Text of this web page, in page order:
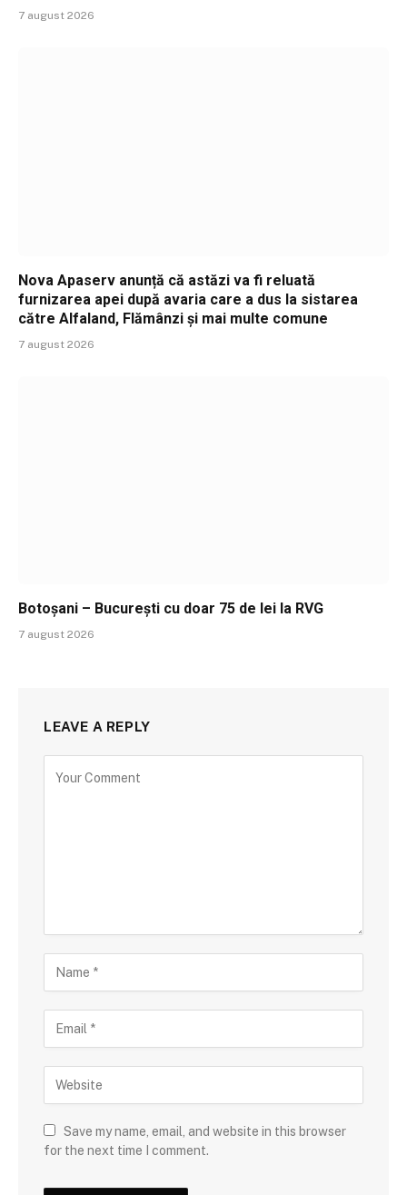
7 august 2026
Nova Apaserv anunță că astăzi va fi reluată
furnizarea apei după avaria care a dus la sistarea
către Alfaland, Flămânzi și mai multe comune
7 august 2026
Botoșani – București cu doar 75 de lei la RVG
7 august 2026
LEAVE A REPLY
Save my name, email, and website in this browser
for the next time I comment.